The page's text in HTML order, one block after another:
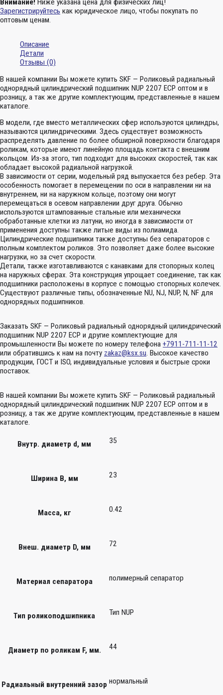
Внимание! Ниже указана цена для физических лиц!
Зарегистрируйтесь как юридическое лицо, чтобы покупать по
оптовым ценам.
Описание
Детали
Отзывы (0)
В нашей компании Вы можете купить SKF — Роликовый радиальный
однорядный цилиндрический подшипник NUP 2207 ECP оптом и в
розницу, а так же другие комплектующим, представленные в нашем
каталоге.
В модели, где вместо металлических сфер используются цилиндры,
называются цилиндрическими. Здесь существует возможность
распределять давление по более обширной поверхности благодаря
роликам, которые имеют линейную площадь контакта с внешним
кольцом. Из-за этого, тип подходит для высоких скоростей, так как
обладает высокой радиальной нагрузкой.
В зависимости от серии, модельный ряд выпускается без ребер. Эта
особенность помогает в перемещении по оси в направлении ни на
внутреннем, ни на наружном кольце, поэтому они могут
перемещаться в осевом направлении друг друга. Обычно
используются штампованные стальные или механически
обработанные клетки из латуни, но иногда в зависимости от
применения доступны также литые виды из полиамида.
Цилиндрические подшипники также доступны без сепараторов с
полным комплектом роликов. Это позволяет даже более высокие
нагрузки, но за счет скорости.
Детали, также изготавливаются с канавками для стопорных колец
на наружных сферах. Эта конструкция упрощает соединение, так как
подшипники расположены в корпусе с помощью стопорных колечек.
Существуют различные типы, обозначенные NU, NJ, NUP, N, NF для
однорядных подшипников.
Заказать SKF — Роликовый радиальный однорядный цилиндрический
подшипник NUP 2207 ECP и другие комплектующие для
промышленности Вы можете по номеру телефона +7911-711-11-12
или обратившись к нам на почту zakaz@ksx.su. Высокое качество
продукции, ГОСТ и ISO, индивидуальные условия и быстрые сроки
поставок.
В нашей компании Вы можете купить SKF — Роликовый радиальный
однорядный цилиндрический подшипник NUP 2207 ECP оптом и в
розницу, а так же другие комплектующим, представленные в нашем
каталоге.
Внутр. диаметр d, мм 35
Ширина B, мм 23
Масса, кг 0.42
Внеш. диаметр D, мм 72
Материал сепаратора полимерный сепаратор
Тип роликоподшипника Тип NUP
Диаметр по роликам F, мм. 44
Радиальный внутренний зазор нормальный